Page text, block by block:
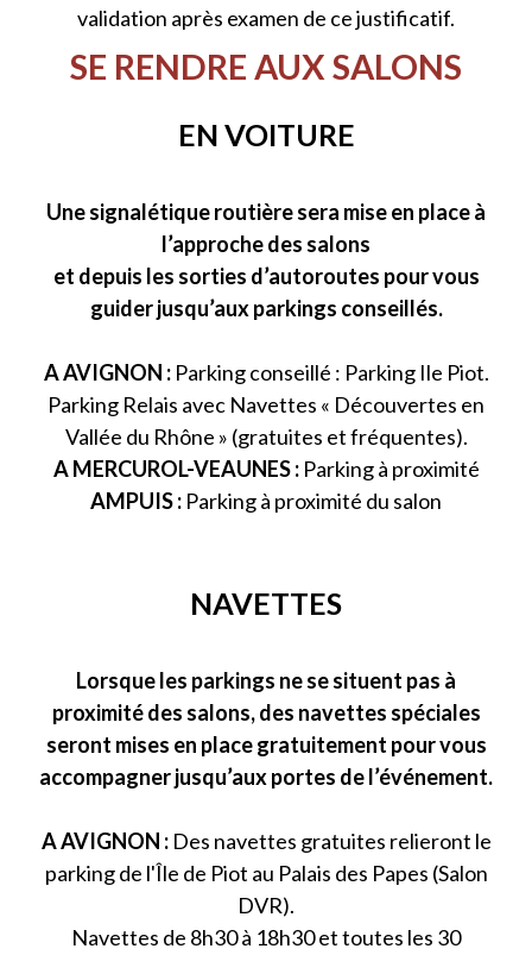
validation après examen de ce justificatif.
SE RENDRE AUX SALONS
EN VOITURE
Une signalétique routière sera mise en place à
l’approche des salons
et depuis les sorties d’autoroutes pour vous
guider jusqu’aux parkings conseillés.
A AVIGNON :Parking conseillé : Parking Ile Piot.
Parking Relais avec Navettes « Découvertes en
Vallée du Rhône » (gratuites et fréquentes).
A MERCUROL-VEAUNES : Parking à proximité
AMPUIS : Parking à proximité du salon
NAVETTES
Lorsque les parkings ne se situent pas à
proximité des salons, des navettes spéciales
seront mises en place gratuitement pour vous
accompagner jusqu’aux portes de l’événement.
A AVIGNON :Des navettes gratuites relieront le
parking de l'Île de Piot au Palais des Papes (Salon
DVR).
Navettes de 8h30 à 18h30 et toutes les 30